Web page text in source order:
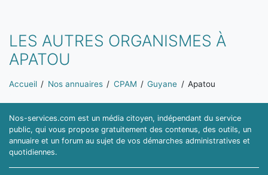
LES AUTRES ORGANISMES À
APATOU
Vous êtes ici:
Accueil Nos annuaires CPAM Guyane Apatou
Nos-services.com est un média citoyen, indépendant du service
public, qui vous propose gratuitement des contenus, des outils, un
annuaire et un forum au sujet de vos démarches administratives et
quotidiennes.